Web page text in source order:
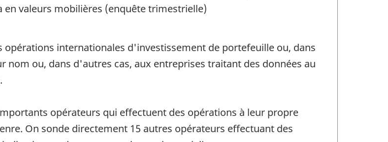
en valeurs mobilières (enquête trimestrielle)
opérations internationales d'investissement de portefeuille ou, dans
nom ou, dans d'autres cas, aux entreprises traitant des données au
opérateurs qui effectuent des opérations à leur propre
On sonde directement 15 autres opérateurs effectuant des